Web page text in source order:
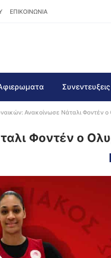
ΕΠΙΚΟΙΝΩΝΙΑ
Συνεντευξεις
Ανακοίνωσε Νάταλι Φοντέν ο
Φοντέν ο